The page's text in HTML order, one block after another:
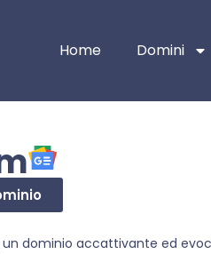
Home Domini
dominio accattivante ed